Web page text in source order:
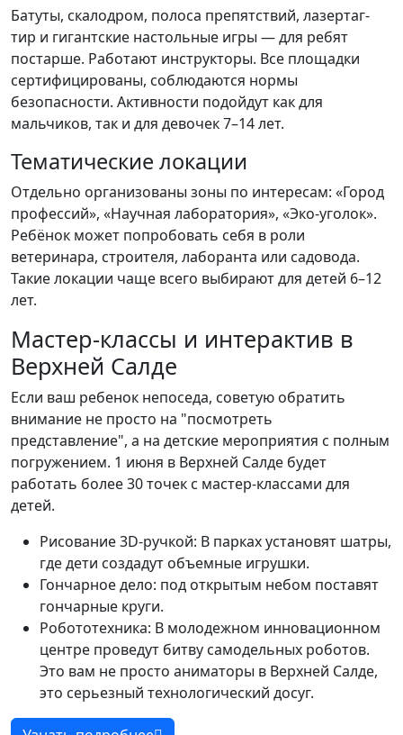
Батуты, скалодром, полоса препятствий, лазертаг-
тир и гигантские настольные игры — для ребят
постарше. Работают инструкторы. Все площадки
сертифицированы, соблюдаются нормы
безопасности. Активности подойдут как для
мальчиков, так и для девочек 7–14 лет.
Тематические локации
Отдельно организованы зоны по интересам: «Город
профессий», «Научная лаборатория», «Эко-уголок».
Ребёнок может попробовать себя в роли
ветеринара, строителя, лаборанта или садовода.
Такие локации чаще всего выбирают для детей 6–12
лет.
Мастер-классы и интерактив в
Верхней Салде
Если ваш ребенок непоседа, советую обратить
внимание не просто на "посмотреть
представление", а на детские мероприятия с полным
погружением. 1 июня в Верхней Салде будет
работать более 30 точек с мастер-классами для
детей.
Рисование 3D-ручкой: В парках установят шатры,
где дети создадут объемные игрушки.
Гончарное дело: под открытым небом поставят
гончарные круги.
Робототехника: В молодежном инновационном
центре проведут битву самодельных роботов.
Это вам не просто аниматоры в Верхней Салде,
это серьезный технологический досуг.